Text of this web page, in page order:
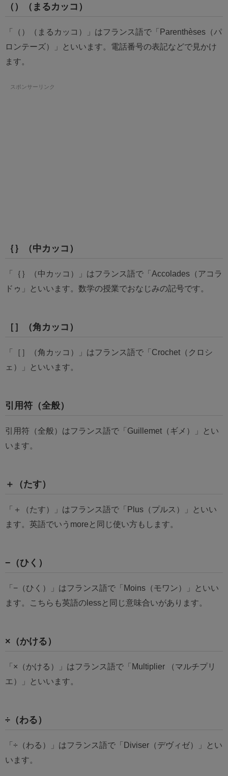
（）（まるカッコ）
「（）（まるカッコ）」はフランス語で「Parenthèses（パ
ロンテーズ）」といいます。電話番号の表記などで見かけ
ます。
スポンサーリンク
｛｝（中カッコ）
「｛｝（中カッコ）」はフランス語で「Accolades（アコラ
ドゥ」といいます。数学の授業でおなじみの記号です。
［］（角カッコ）
「［］（角カッコ）」はフランス語で「Crochet（クロシ
ェ）」といいます。
引用符（全般）
引用符（全般）はフランス語で「Guillemet（ギメ）」とい
います。
＋（たす）
「＋（たす）」はフランス語で「Plus（プルス）」といい
ます。英語でいうmoreと同じ使い方もします。
−（ひく）
「−（ひく）」はフランス語で「Moins（モワン）」といい
ます。こちらも英語のlessと同じ意味合いがあります。
×（かける）
「×（かける）」はフランス語で「Multiplier （マルチプリ
エ）」といいます。
÷（わる）
「÷（わる）」はフランス語で「Diviser（デヴィゼ）」とい
います。